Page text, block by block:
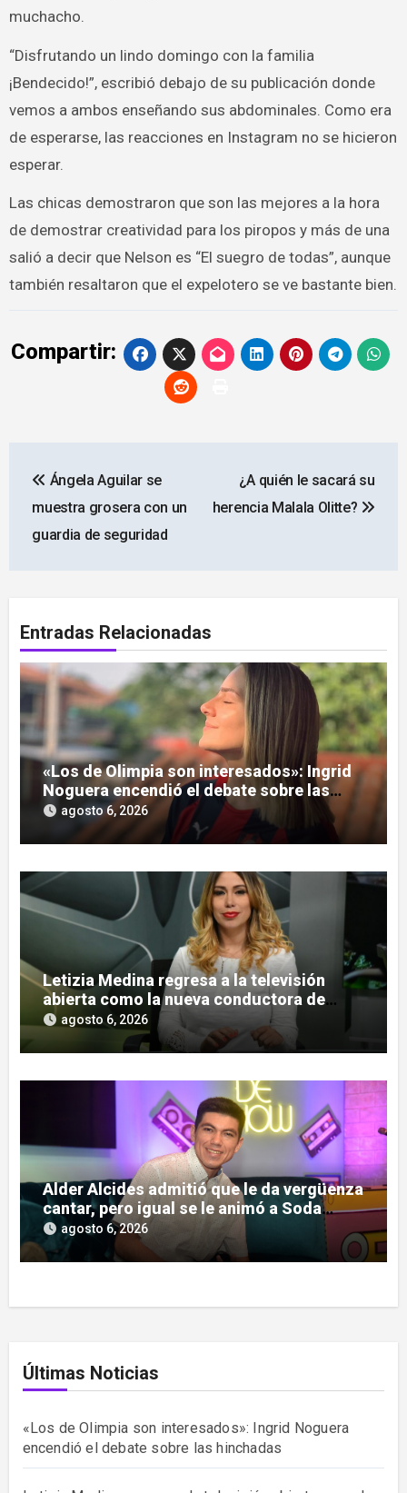
muchacho.
“Disfrutando un lindo domingo con la familia
¡Bendecido!”, escribió debajo de su publicación donde
vemos a ambos enseñando sus abdominales. Como era
de esperarse, las reacciones en Instagram no se hicieron
esperar.
Las chicas demostraron que son las mejores a la hora
de demostrar creatividad para los piropos y más de una
salió a decir que Nelson es “El suegro de todas”, aunque
también resaltaron que el expelotero se ve bastante bien.
Compartir:
de
entradas
Ángela Aguilar se
muestra grosera con un
guardia de seguridad
¿A quién le sacará su
herencia Malala Olitte?
Entradas Relacionadas
«Los de Olimpia son interesados»: Ingrid
Noguera encendió el debate sobre las
hinchadas
agosto 6, 2026
Letizia Medina regresa a la televisión
abierta como la nueva conductora de
«Pulso Urbano»
agosto 6, 2026
Alder Alcides admitió que le da vergüenza
cantar, pero igual se le animó a Soda
Stereo
agosto 6, 2026
Últimas Noticias
«Los de Olimpia son interesados»: Ingrid Noguera
encendió el debate sobre las hinchadas